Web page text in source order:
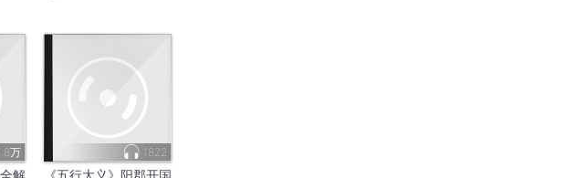
万
解
1822
《五行大义》阳郡开国